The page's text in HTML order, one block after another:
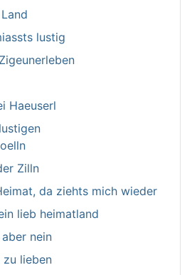
lustig
Haeuserl
Zilln
da ziehts mich wieder
lieb heimatland
nein
lieben